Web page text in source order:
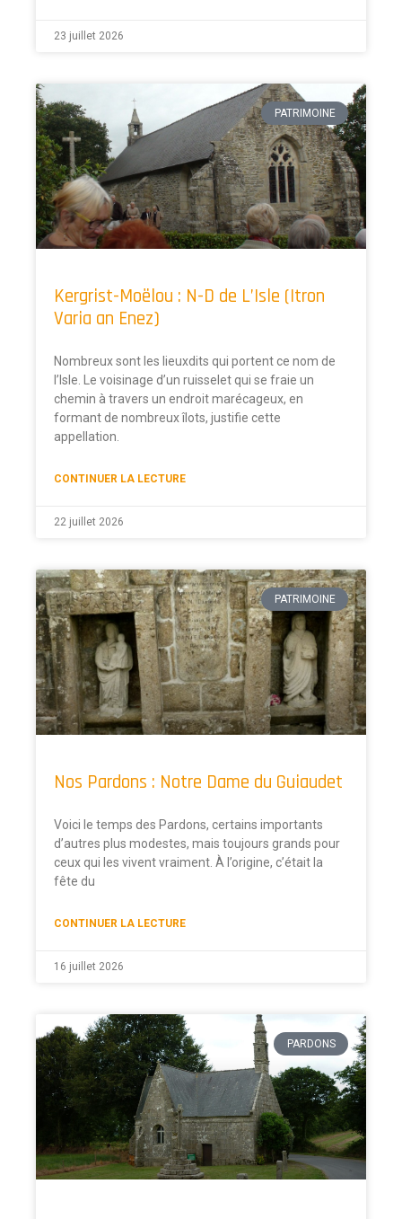
23 juillet 2026
PATRIMOINE
Kergrist-Moëlou : N-D de L’Isle (Itron
Varia an Enez)
Nombreux sont les lieuxdits qui portent ce nom de
l’Isle. Le voisinage d’un ruisselet qui se fraie un
chemin à travers un endroit marécageux, en
formant de nombreux îlots, justifie cette
appellation.
CONTINUER LA LECTURE
22 juillet 2026
PATRIMOINE
Nos Pardons : Notre Dame du Guiaudet
Voici le temps des Pardons, certains importants
d’autres plus modestes, mais toujours grands pour
ceux qui les vivent vraiment. À l’origine, c’était la
fête du
CONTINUER LA LECTURE
16 juillet 2026
PARDONS